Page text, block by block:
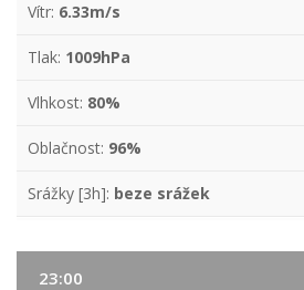
Vítr: 6.33m/s
Tlak: 1009hPa
Vlhkost: 80%
Oblačnost: 96%
Srážky [3h]: beze srážek
23:00